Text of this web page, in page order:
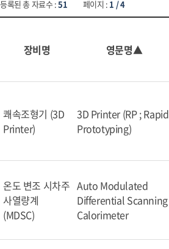
등록된 총 자료수 :51 페이지 : 1 / 4
장비명 영문명▲
쾌속조형기 (3D
Printer)
3D Printer (RP ; Rapid
Prototyping)
온도 변조 시차주
사열량계
(MDSC)
Auto Modulated
Differential Scanning
Calorimeter